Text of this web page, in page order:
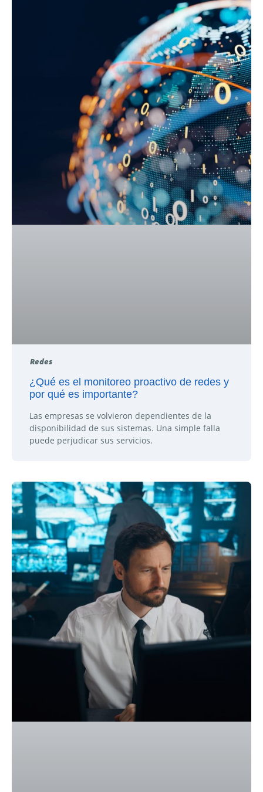
Redes
¿Qué es el monitoreo proactivo de redes y
por qué es importante?
Las empresas se volvieron dependientes de la
disponibilidad de sus sistemas. Una simple falla
puede perjudicar sus servicios.